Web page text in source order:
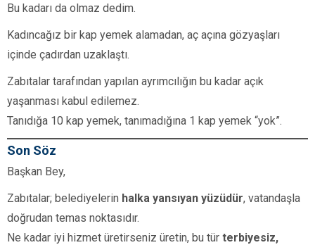
Bu kadarı da olmaz dedim.
Kadıncağız bir kap yemek alamadan, aç açına gözyaşları
içinde çadırdan uzaklaştı.
Zabıtalar tarafından yapılan ayrımcılığın bu kadar açık
yaşanması kabul edilemez.
Tanıdığa 10 kap yemek, tanımadığına 1 kap yemek “yok”.
Son Söz
Başkan Bey,
Zabıtalar; belediyelerin halka yansıyan yüzüdür, vatandaşla
doğrudan temas noktasıdır.
Ne kadar iyi hizmet üretirseniz üretin, bu tür terbiyesiz,